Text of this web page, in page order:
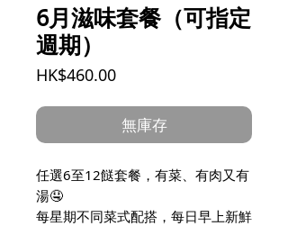
6月滋味套餐（可指定
週期）
HK$460.00價
無庫存
任選6至12餸套餐，有菜、有肉又有
湯🤤
每星期不同菜式配搭，每日早上新鮮